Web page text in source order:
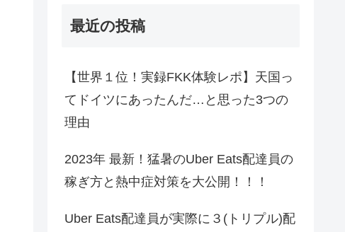
最近の投稿
【世界１位！実録FKK体験レポ】天国っ
てドイツにあったんだ…と思った3つの
理由
2023年 最新！猛暑のUber Eats配達員の
稼ぎ方と熱中症対策を大公開！！！
Uber Eats配達員が実際に３(トリプル)配